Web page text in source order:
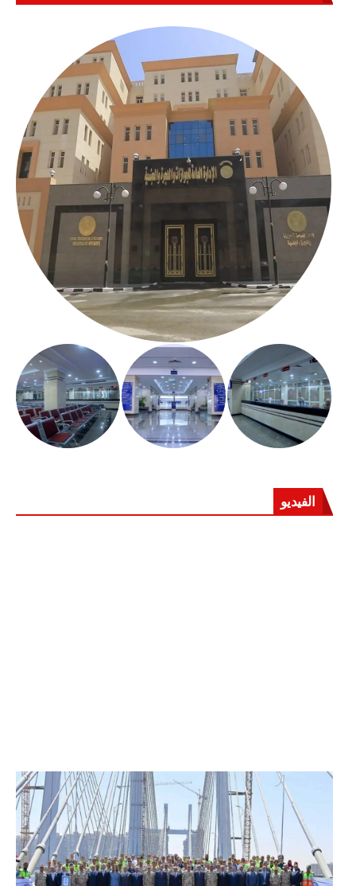
الفيديو
الرئيس عبد الفتاح السيسي يفتتح محور روض الفرج
وكوبري تحيا مصر